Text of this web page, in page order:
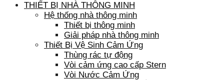
THIẾT BỊ NHÀ THÔNG MINH
Hệ thống nhà thông minh
Thiết bị thông minh
Giải pháp nhà thông minh
Thiết Bị Vệ Sinh Cảm Ứng
Thùng rác tự động
Vòi cảm ứng cao cấp Stern
Vòi Nước Cảm Ứng